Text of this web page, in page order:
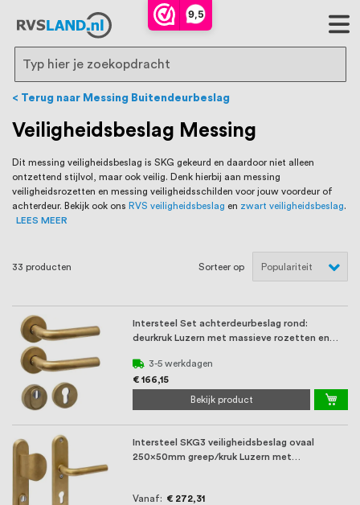
9,5
RVS Land is een écht familiebedrijf met
bijna 20 jaar ervaring in RVS producten
voor binnen- en buitenhuis, waaronder
trapleuningen, deurbeslag,
ventilatieroosters en bouwbeslag. In onze
webshop vind je het grootste assortiment
van Nederland en België, met meer dan
100.000 hoogwaardige RVS artikelen
tevens een eigen werkplaats waar we
RVS op maat produceren, geheel volgens
jouw specifieke wensen. Al sinds onze
oprichting staat persoonlijke service bij
ons voorop, want we geloven dat een
goede relatie met onze klanten het
verschil maakt.
Search
Terug naar Messing Buitendeurbeslag
Veiligheidsbeslag Messing
Dit messing veiligheidsbeslag is SKG gekeurd en daardoor niet alleen
ontzettend stijlvol, maar ook veilig. Denk hierbij aan messing
veiligheidsrozetten en messing veiligheidsschilden voor jouw voordeur of
achterdeur. Bekijk ook ons RVS veiligheidsbeslag en zwart veiligheidsbeslag.
LEES MEER
33 producten Sorteer op
Intersteel Set achterdeurbeslag rond:
deurkruk Luzern met massieve rozetten en
3-5 werkdagen
€ 166,15
Bekijk product
Intersteel SKG3 veiligheidsbeslag ovaal
250x50mm greep/kruk Luzern met
Vanaf € 272,31